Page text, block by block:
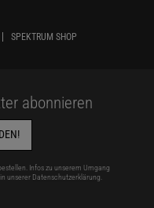
SPEKTRUM SHOP
abonnieren
Infos zu unserem Umgang
unserer Datenschutzerklärung.